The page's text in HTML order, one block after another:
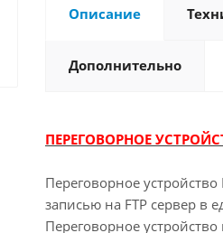
Описание
Дополнительно
ПЕРЕГОВОРНОЕ
Переговорное
записью на FTP сервер в
Переговорное